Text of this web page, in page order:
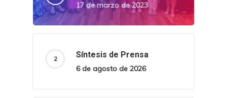
17 de marzo de 2023
Síntesis de Prensa
6 de agosto de 2026